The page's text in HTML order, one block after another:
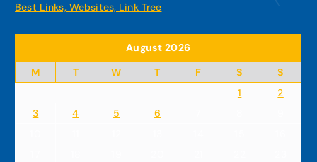
Best Links, Websites, Link Tree
August 2026
M
T W T F S
S
1
2
3
4 5 6